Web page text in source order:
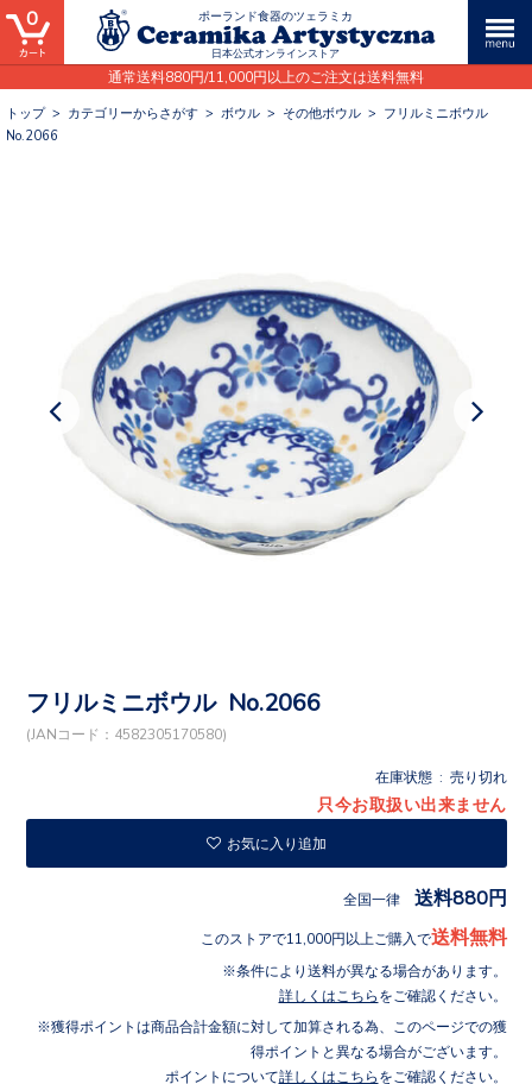
ポーランド食器のツェラミカ
日本公式オンラインストア
通常送料880円/11,000円以上のご注文は送料無料
0
トップ> カテゴリーからさがす > ボウル > その他ボウル > フリルミニボウル
No.2066
フリルミニボウル No.2066
(JANコード：4582305170580)
在庫状態 : 売り切れ
只今お取扱い出来ません
お気に入り追加
全国一律 送料880円
このストアで11,000円以上ご購入で送料無料
条件により送料が異なる場合があります。
詳しくはこちら をご確認ください。
獲得ポイントは商品合計金額に対して加算される為、このページでの獲
得ポイントと異なる場合がございます。
ポイントについて詳しくはこちら をご確認ください。